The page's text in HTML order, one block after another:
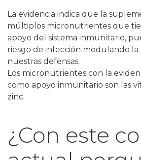
La evidencia indica que la
múltiplos micronutrientes que
apoyo del sistema inmunitario,
riesgo de infección modulando la
nuestras defensas.
Los micronutrientes con la
como apoyo inmunitario son las
zinc.
¿Con este